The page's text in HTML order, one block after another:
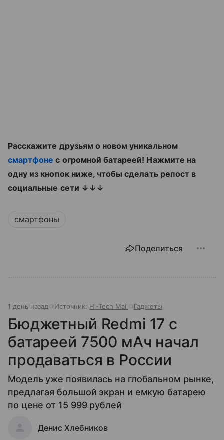
Расскажите друзьям о новом уникальном
смартфоне с огромной батареей! Нажмите на
одну из кнопок ниже, чтобы сделать репост в
социальные сети ↓↓↓
смартфоны
Поделиться
1 день назад Источник: Hi-Tech Mail Гаджеты
Бюджетный Redmi 17 с
батареей 7500 мАч начал
продаваться в России
Модель уже появилась на глобальном рынке,
предлагая большой экран и емкую батарею
по цене от 15 999 рублей
Денис Хлебников